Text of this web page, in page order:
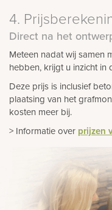
4.
Direct na het
Meteen nadat wij samen
hebben, krijgt u inzicht in
Deze prijs is inclusief
plaatsing van het
kosten meer bij.
> Informatie over prijzen